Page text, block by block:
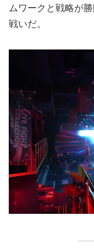
ムワークと戦略が
戦いだ。